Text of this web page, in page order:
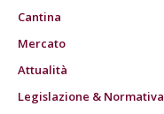
Cantina
Mercato
Attualità
Legislazione & Normativa